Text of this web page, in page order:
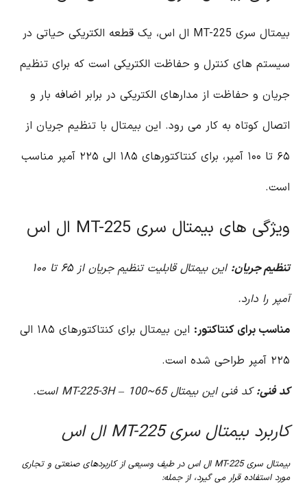
بیمتال سری MT-225 ال اس، یک قطعه الکتریکی حیاتی در
سیستم های کنترل و حفاظت الکتریکی است که برای تنظیم
جریان و حفاظت از مدارهای الکتریکی در برابر اضافه بار و
اتصال کوتاه به کار می رود. این بیمتال با تنظیم جریان از
۶۵ تا ۱۰۰ آمپر، برای کنتاکتورهای ۱۸۵ الی ۲۲۵ آمپر مناسب
است.
ویژگی های بیمتال سری MT-225 ال اس
تنظیم جریان:
این بیمتال قابلیت تنظیم جریان از ۶۵ تا ۱۰۰
آمپر را دارد.
مناسب برای کنتاکتور:
این بیمتال برای کنتاکتورهای ۱۸۵ الی
۲۲۵ آمپر طراحی شده است.
کد فنی:کد فنی این بیمتال MT-225-3H – 100~65 است.
کاربرد بیمتال سری MT-225 ال اس
بیمتال سری MT-225 ال اس در طیف وسیعی از کاربردهای صنعتی و تجاری
مورد استفاده قرار می گیرد، از جمله: